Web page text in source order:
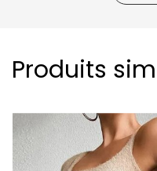
Produits